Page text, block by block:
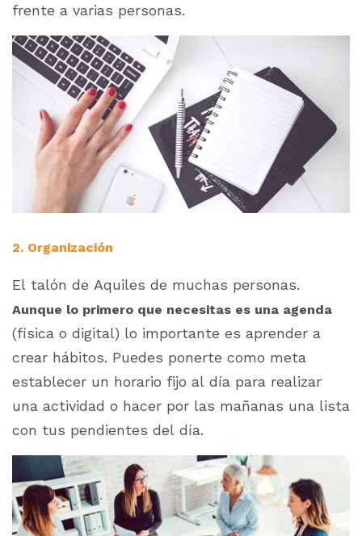
frente a varias personas.
2. Organización
El talón de Aquiles de muchas personas.
Aunque lo primero que necesitas es una agenda
(física o digital) lo importante es aprender a
crear hábitos. Puedes ponerte como meta
establecer un horario fijo al día para realizar
una actividad o hacer por las mañanas una lista
con tus pendientes del día.